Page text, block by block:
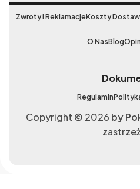
Zwroty I ReklamacjeKoszty
O NasBlog
Regulamin
Copyright © 2026 by